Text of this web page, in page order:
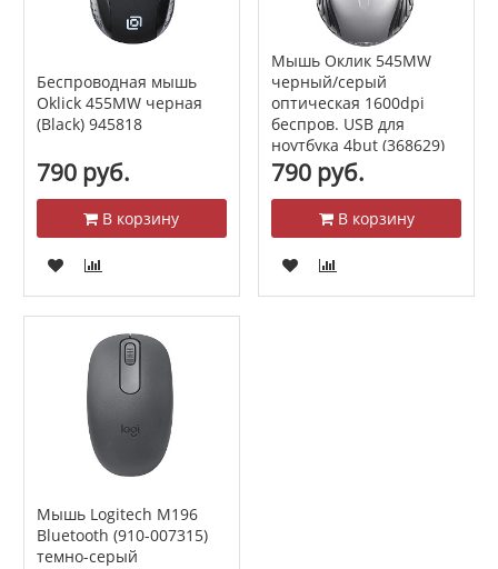
Беспроводная мышь
Oklick 455MW черная
(Black) 945818
790 руб.
В корзину
Мышь Оклик 545MW
черный/серый
оптическая 1600dpi
беспров. USB для
ноутбука 4but (368629)
790 руб.
В корзину
Мышь Logitech M196
Bluetooth (910-007315)
темно-серый